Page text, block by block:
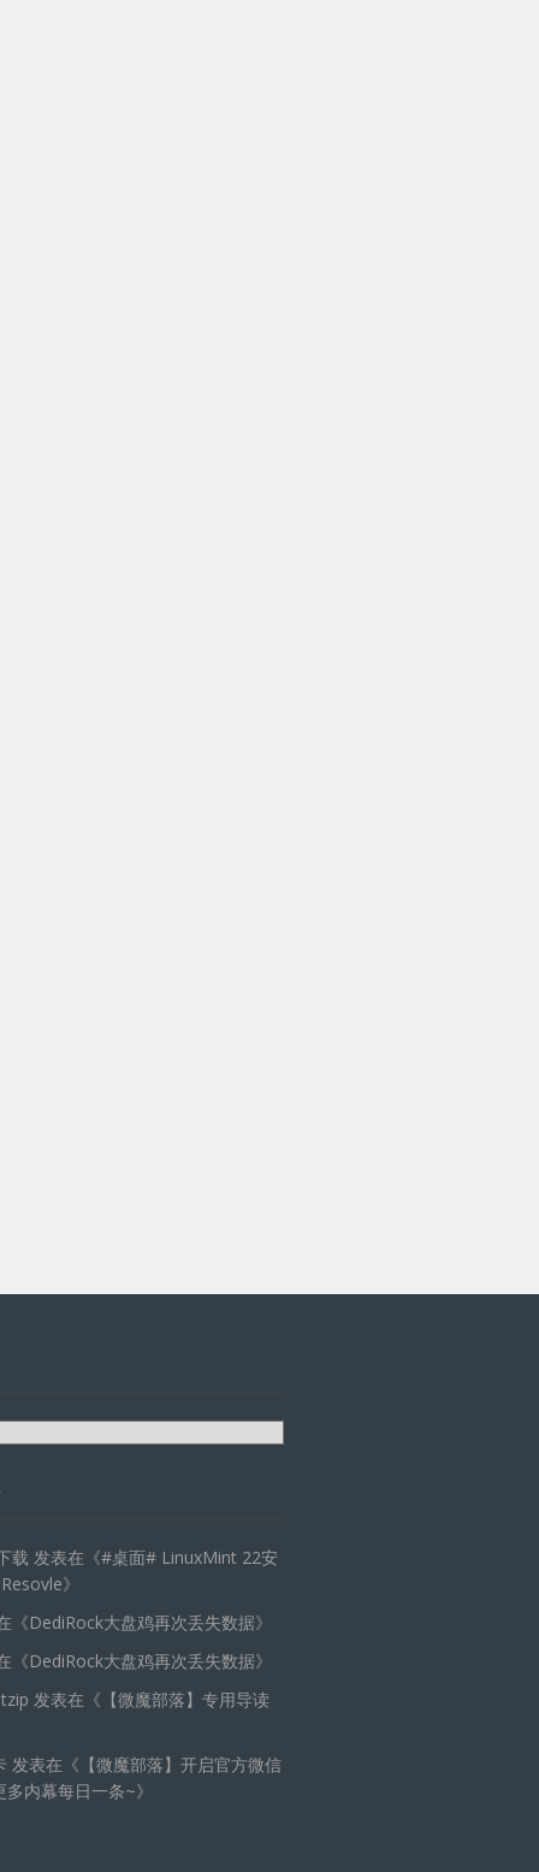
载 发表在《#桌面# LinuxMint 22安
》
《DediRock大盘鸡再次丢失数据》
《DediRock大盘鸡再次丢失数据》
发表在《 【微魔部落】专用导读
发表在《 【微魔部落】开启官方微信
多内幕每日一条~》